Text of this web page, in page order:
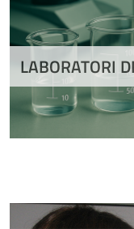
LABORATORI